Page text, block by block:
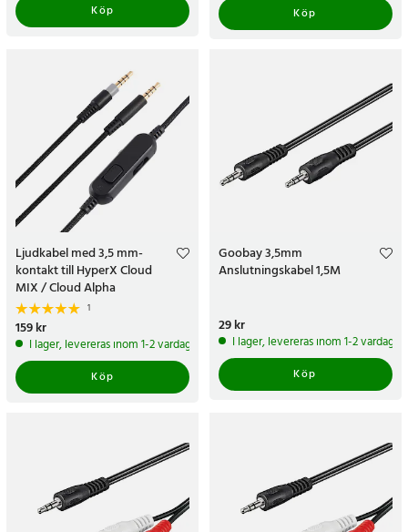
Köp
Köp
Ljudkabel med 3,5 mm-
kontakt till HyperX Cloud
MIX / Cloud Alpha
1
Pris:159 kr
159 kr
I lager, levereras inom 1-2 vardagar
Köp
Goobay 3,5mm
Anslutningskabel 1,5M
Pris:
29 kr
I lager, levereras inom 1-2 vardagar
Köp